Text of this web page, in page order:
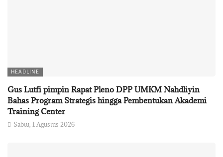
HEADLINE
Gus Lutfi pimpin Rapat Pleno DPP UMKM Nahdliyin
Bahas Program Strategis hingga Pembentukan Akademi
Training Center
Sabtu, 1 Agustus 2026